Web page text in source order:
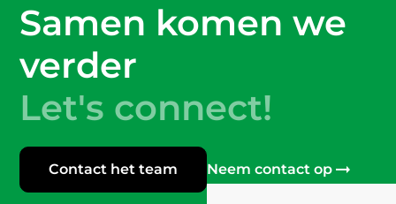
Samen komen we
verder
Let's connect!
Contact het team Neem contact op